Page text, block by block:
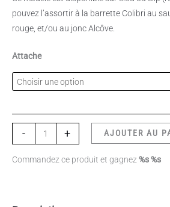
pouvez l’assortir à la barrette Colibri au
rouge, et/ou au jonc Alcôve.
Attache
- + AJOUTER AU
Commandez ce produit et gagnez%s %s